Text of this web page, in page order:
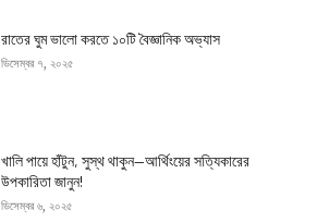
রাতের ঘুম ভালো করতে ১০টি বৈজ্ঞানিক অভ্যাস
ডিসেম্বর ৭, ২০২৫
খালি পায়ে হাঁটুন, সুস্থ থাকুন—আর্থিংয়ের সত্যিকারের
উপকারিতা জানুন!
ডিসেম্বর ৬, ২০২৫